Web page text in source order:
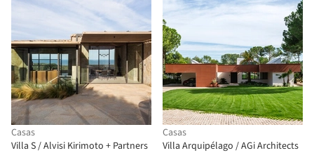
Casas
Villa S / Alvisi Kirimoto + Partners
Casas
Villa Arquipélago / AGi Architects